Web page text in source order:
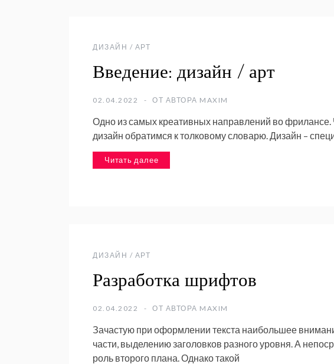
ДИЗАЙН / АРТ
Введение: дизайн / арт
02.04.2022 ОТ АВТОРА MAXIM
Одно из самых креативных направлений во фрилансе.
дизайн обратимся к толковому словарю. Дизайн –
Читать далее
ДИЗАЙН / АРТ
Разработка шрифтов
02.04.2022 ОТ АВТОРА MAXIM
Зачастую при оформлении текста наибольшее
части, выделению заголовков разного уровня. А
роль второго плана. Однако такой